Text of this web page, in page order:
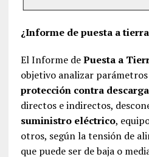
¿Informe de puesta a
El Informe dePuesta a
objetivo analizar
protección contra
directos e indirectos,
suministro eléctrico,
otros, según la tensión de
que puede ser de baja o